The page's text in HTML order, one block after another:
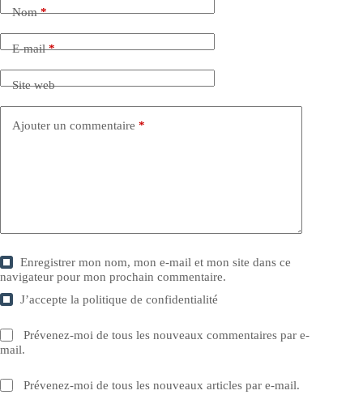
Nom*
E-mail*
Site web
Ajouter un commentaire *
Enregistrer mon nom, mon e-mail et mon site dans ce
navigateur pour mon prochain commentaire.
J’accepte lapolitique de confidentialité
Prévenez-moi de tous les nouveaux commentaires par e-
mail.
Prévenez-moi de tous les nouveaux articles par e-mail.